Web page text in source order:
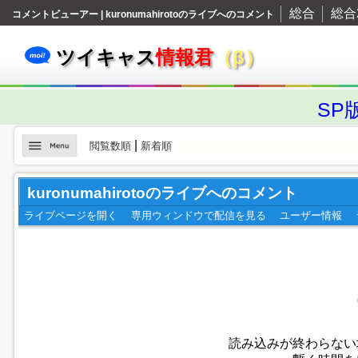
コメントビューアー | kuronumahirotoのライブへのコメント 総合 総
ツイキャス情報君（β）
SP
閲覧数順| 新着順
kuronumahirotoのライブへのコメント
ライブページを開く 専用ウィンドウで配信を見る ユーザー情報
読み込みが終わらな